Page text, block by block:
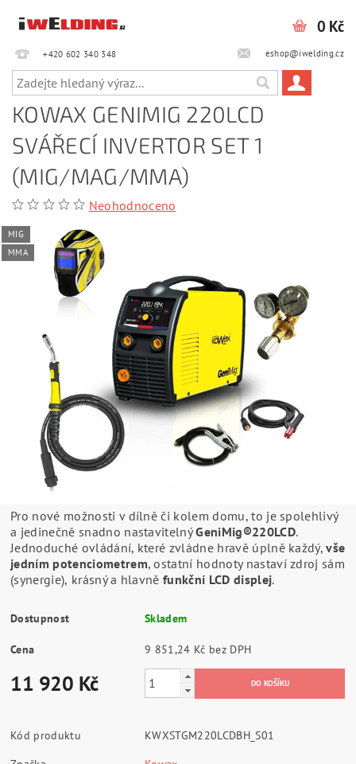
+420 602 340 348‎‎ eshop@iwelding.cz
0 Kč
KOWAX GENIMIG 220LCD
SVÁŘECÍ INVERTOR SET 1
(MIG/MAG/MMA)
Neohodnoceno
MIG
MMA
Pro nové možnosti v dílně či kolem domu, to je spolehlivý
a jedinečně snadno nastavitelnýGeniMig®220LCD.
Jednoduché ovládání, které zvládne hravě úplně každý,vše
jedním potenciometrem, ostatní hodnoty nastaví zdroj sám
(synergie), krásný a hlavně funkční LCD displej.
Dostupnost Skladem
Cena 9 851,24 Kč bez DPH
11 920 Kč
Kód produktu
KWXSTGM220LCDBH_S01